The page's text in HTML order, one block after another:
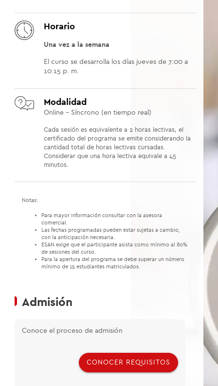
Horario
Una vez a la semana
El curso se desarrolla los días jueves de 7:00 a
10:15 p. m.
Modalidad
Online - Síncrono (en tiempo real)
Cada sesión es equivalente a 2 horas lectivas, el
certificado del programa se emite considerando la
cantidad total de horas lectivas cursadas.
Considerar que una hora lectiva equivale a 45
minutos.
Notas:
Para mayor información consultar con la asesora
comercial.
Las fechas programadas pueden estar sujetas a cambio,
con la anticipación necesaria.
ESAN exige que el participante asista como mínimo al 80%
de sesiones del curso.
Para la apertura del programa se debe superar un número
mínimo de 15 estudiantes matriculados.
Admisión
Conoce el proceso de admisión
CONOCER REQUISITOS